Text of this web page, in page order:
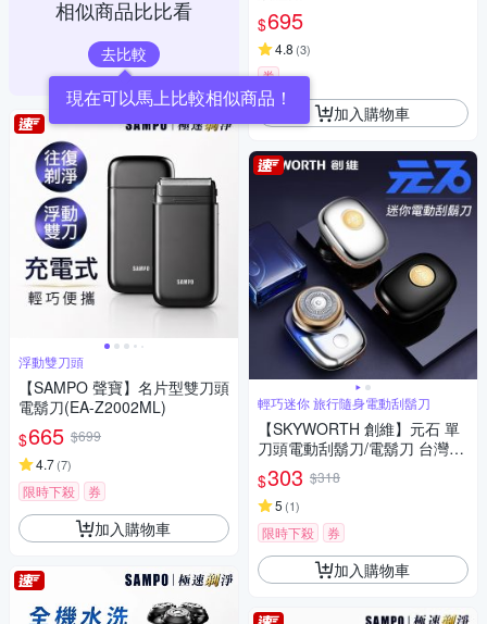
相似商品比比看
去比較
浮動雙刀頭
【SAMPO 聲寶】名片型雙刀頭
電鬍刀(EA-Z2002ML)
$665 $699
4.7(7)
限時下殺 券
加入購物車
$695
4.8 (3)
券
加入購物車
輕巧迷你 旅行隨身電動刮鬍刀
【SKYWORTH 創維】元石 單
刀頭電動刮鬍刀/電鬍刀 台灣公
司貨(充電式/IPX7防水/全機水
洗)
$303 $318
5 (1)
限時下殺 券
加入購物車